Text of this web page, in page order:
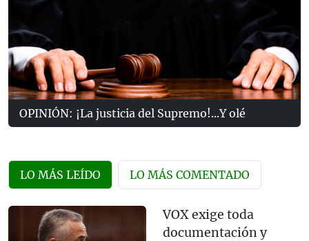
OPINIÓN: ¡La justicia del Supremo!...Y olé
LO MÁS LEÍDO LO MÁS COMENTADO
VOX exige toda
documentación y